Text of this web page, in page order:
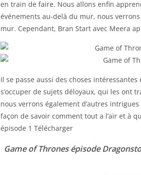
en train de faire. Nous allons enfin
événements au-delà du mur, nous
mur. Cependant, Bran Start avec Meera
Il se passe aussi des choses
s’occuper de sujets déloyaux, qui les ont
nous verrons également d’autres
façon de savoir comment tout a l’air et à
épisode 1 Télécharger
Game of Thrones épisode